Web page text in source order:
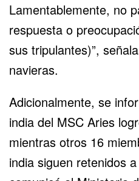
Lamentablemente, no
respuesta o
sus tripulantes)”,
navieras.
Adicionalmente, se
india del MSC Aries
mientras otros 16
india siguen retenidos